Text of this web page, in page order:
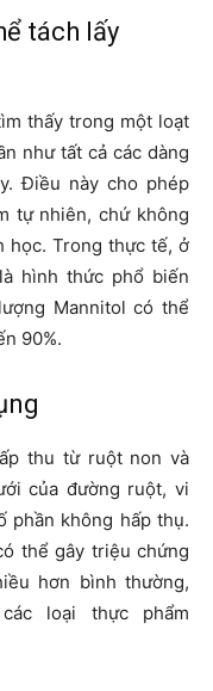
tách lấy
thấy trong một loạt
như tất cả các dàng
Điều này cho phép
tự nhiên, chứ không
học. Trong thực tế, ở
hình thức phổ biến
Mannitol có thể
90%.
thu từ ruột non và
của đường ruột, vi
phần không hấp thụ.
thể gây triệu chứng
hơn bình thường,
loại thực phẩm